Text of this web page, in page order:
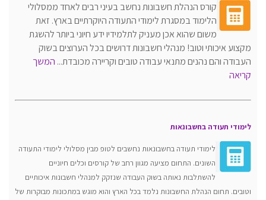
קורס הנהלת חשבונות נחשב בעיני רבים לאחד ממסלולי
הלימוד במסגרת לימודי התעודה היוקרתיים בארץ. זאת
משום שהוא אכן מעניק לתלמידיו ידע חיוני ביותר להשגת
מקצוע איכותי וטוב! מנהלי חשבונות דרושים בכל הערוצים בשוק
העבודה והם נהנים מתנאי עבודה טובים וקריירה מכובדת... המשך
קריאה
לימודי תעודה בחשבונאות
לימודי תעודה בחשבונאות נחשבים לטופ מבין מסלולי לימודי התעודה
השונים. התחום מציעה מגוון רחב של קורסים וכלים חיוניים
להשתלבות נאותה בשוק העבודה שנזקק למנהלי חשבונות איכותיים
וטובים. תחום הנהלת החשבונות נלמד בכל הארץ והוא מוגש במתכונות מבוקרות של